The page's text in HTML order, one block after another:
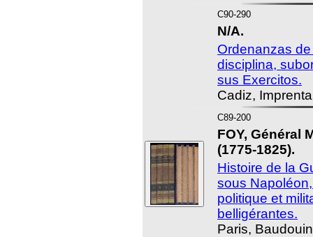
C90-290
N/A.
Ordenanzas
disciplina,
sus Exercitos.
Cadiz,
C89-200
FOY, Général
(1775-1825).
Histoire de la
sous
politique et
belligérantes.
Paris,